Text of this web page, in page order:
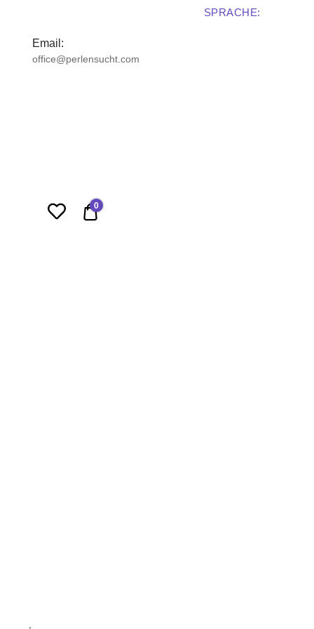
Email:
office@perlensucht.com
SPRACHE:
0,00 €
0